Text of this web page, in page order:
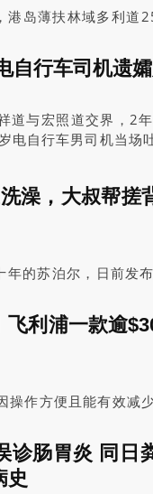
岛薄扶林域多利道
引水道内动弹不得，
野猪救上地面，再交
自行车司机遗
道与宏照道交界，2
电自行车男司机当场
澡，大叔帮搓
年的苏泊尔，日前发
今未道歉，而其股价
飞利浦一款逾
操作方便且能有效减
用皆可。下文为您精
清洁保养贴士！
诊肠胃炎 同日
史